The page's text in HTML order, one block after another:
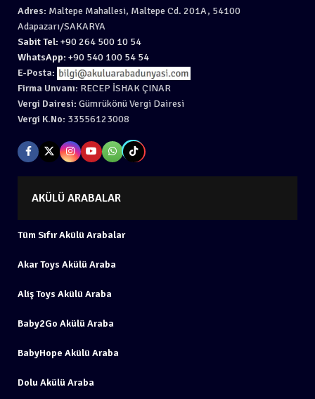
Adres: Maltepe Mahallesi, Maltepe Cd. 201A, 54100
Adapazarı/SAKARYA
Sabit Tel: +90 264 500 10 54
WhatsApp: +90 540 100 54 54
E-Posta:
Firma Unvanı: RECEP İSHAK ÇINAR
Vergi Dairesi: Gümrükönü Vergi Dairesi
Vergi K.No: 33556123008
AKÜLÜ ARABALAR
Tüm Sıfır Akülü Arabalar
Akar Toys Akülü Araba
Aliş Toys Akülü Araba
Baby2Go Akülü Araba
BabyHope Akülü Araba
Dolu Akülü Araba